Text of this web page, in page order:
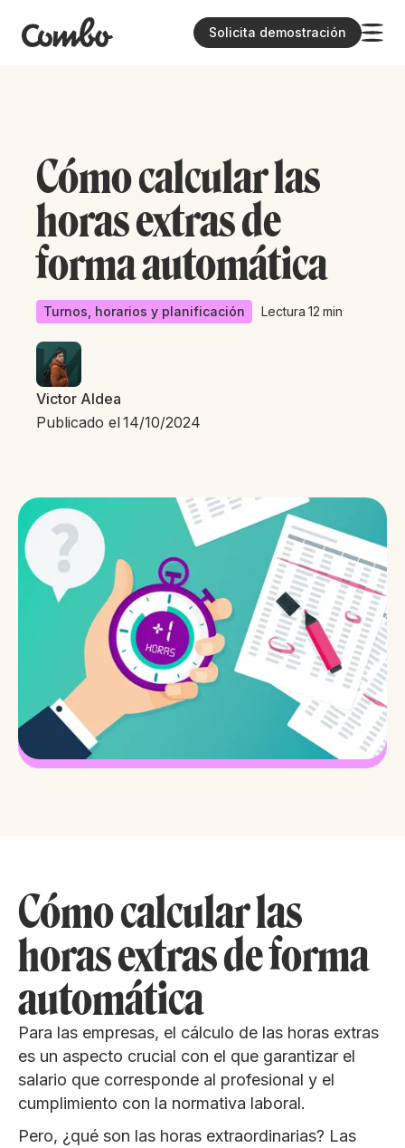
Solicita demostración
Cómo calcular las
horas extras de
forma automática
Turnos, horarios y planificación Lectura 12 min
Victor Aldea
Publicado el14/10/2024
Cómo calcular las
horas extras de forma
automática
Para las empresas, el cálculo de las horas extras
es un aspecto crucial con el que garantizar el
salario que corresponde al profesional y el
cumplimiento con la normativa laboral.
Pero, ¿qué son las horas extraordinarias? Las